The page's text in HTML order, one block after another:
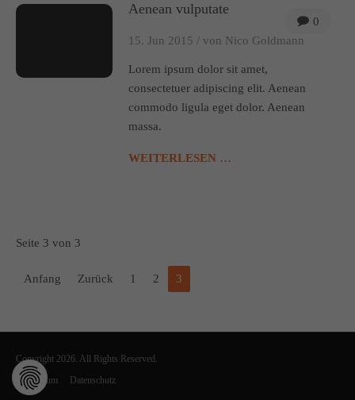
0
Aenean vulputate
15. Jun 2015 / von Nico Goldmann
Lorem ipsum dolor sit amet,
consectetuer adipiscing elit. Aenean
commodo ligula eget dolor. Aenean
massa.
WEITERLESEN …
Seite 3 von 3
Anfang Zurück 1 2 3
Copyright 2026. All Rights Reserved.
Impressum
Datenschutz